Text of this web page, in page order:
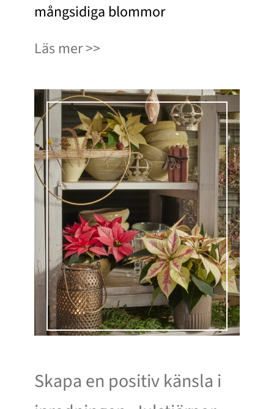
mångsidiga blommor
Läs mer
Skapa en positiv känsla i